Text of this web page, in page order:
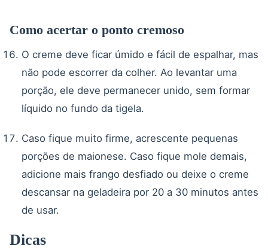
Como acertar o ponto cremoso
O creme deve ficar úmido e fácil de espalhar, mas
não pode escorrer da colher. Ao levantar uma
porção, ele deve permanecer unido, sem formar
líquido no fundo da tigela.
Caso fique muito firme, acrescente pequenas
porções de maionese. Caso fique mole demais,
adicione mais frango desfiado ou deixe o creme
descansar na geladeira por 20 a 30 minutos antes
de usar.
Dicas